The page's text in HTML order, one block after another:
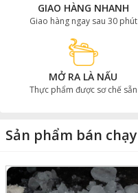
GIAO HÀNG NHANH
Giao hàng ngay sau 30 phút
MỞ RA LÀ NẤU
Thực phẩm được sơ chế sẵn
Sản phẩm bán chạy